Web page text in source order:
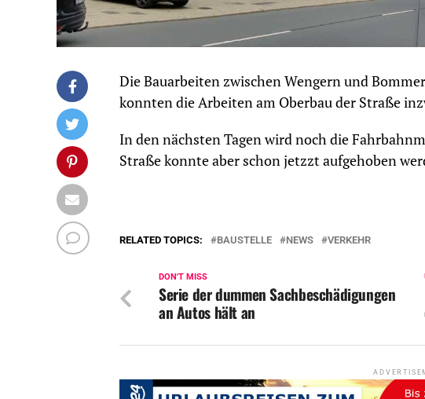
Die Bauarbeiten zwischen Wengern und
konnten die Arbeiten am Oberbau der Straße
In den nächsten Tagen wird noch die
Straße konnte aber schon jetzzt aufgehoben
RELATED TOPICS: BAUSTELLE NEWS VERKEHR
DON'T MISS
Serie der dummen Sachbeschädigungen
an Autos hält an